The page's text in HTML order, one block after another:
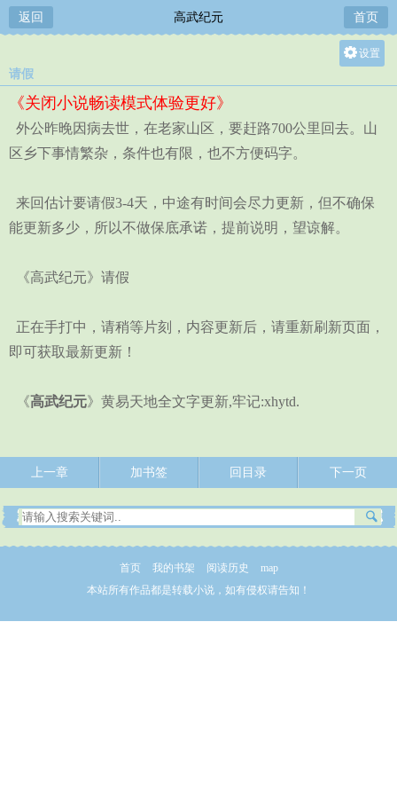
返回 高武纪元 首页
设置
中
请假
《关闭小说畅读模式体验更好》
外公昨晚因病去世，在老家山区，要赶路700公里回去。山
区乡下事情繁杂，条件也有限，也不方便码字。
来回估计要请假3-4天，中途有时间会尽力更新，但不确保
能更新多少，所以不做保底承诺，提前说明，望谅解。
《高武纪元》请假
正在手打中，请稍等片刻，内容更新后，请重新刷新页面，
即可获取最新更新！
《高武纪元》黄易天地全文字更新,牢记:xhytd.
上一章 加书签 回目录 下一页
首页 我的书架 阅读历史
map
本站所有作品都是转载小说，如有侵权请告知！